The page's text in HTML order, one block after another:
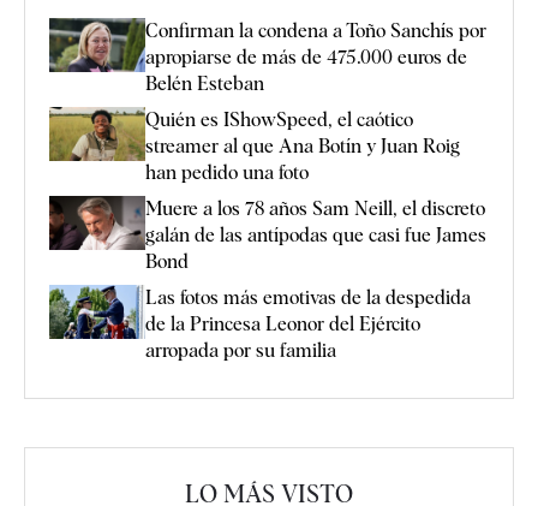
Confirman la condena a Toño Sanchís por
apropiarse de más de 475.000 euros de
Belén Esteban
Quién es IShowSpeed, el caótico
streamer al que Ana Botín y Juan Roig
han pedido una foto
Muere a los 78 años Sam Neill, el discreto
galán de las antípodas que casi fue James
Bond
Las fotos más emotivas de la despedida
de la Princesa Leonor del Ejército
arropada por su familia
LO MÁS VISTO